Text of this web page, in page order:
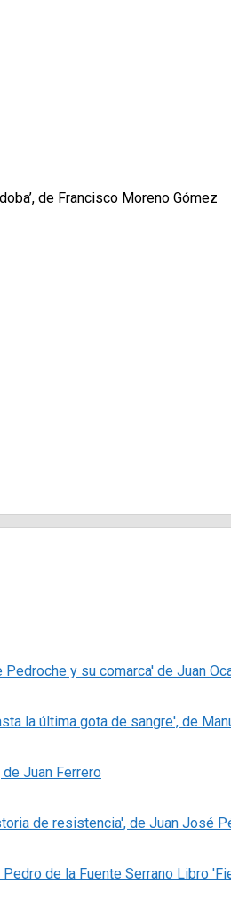
de Francisco Moreno Gómez
y su comarca' de Juan
la última gota de sangre', de
Juan Ferrero
de resistencia', de Juan José
Libro